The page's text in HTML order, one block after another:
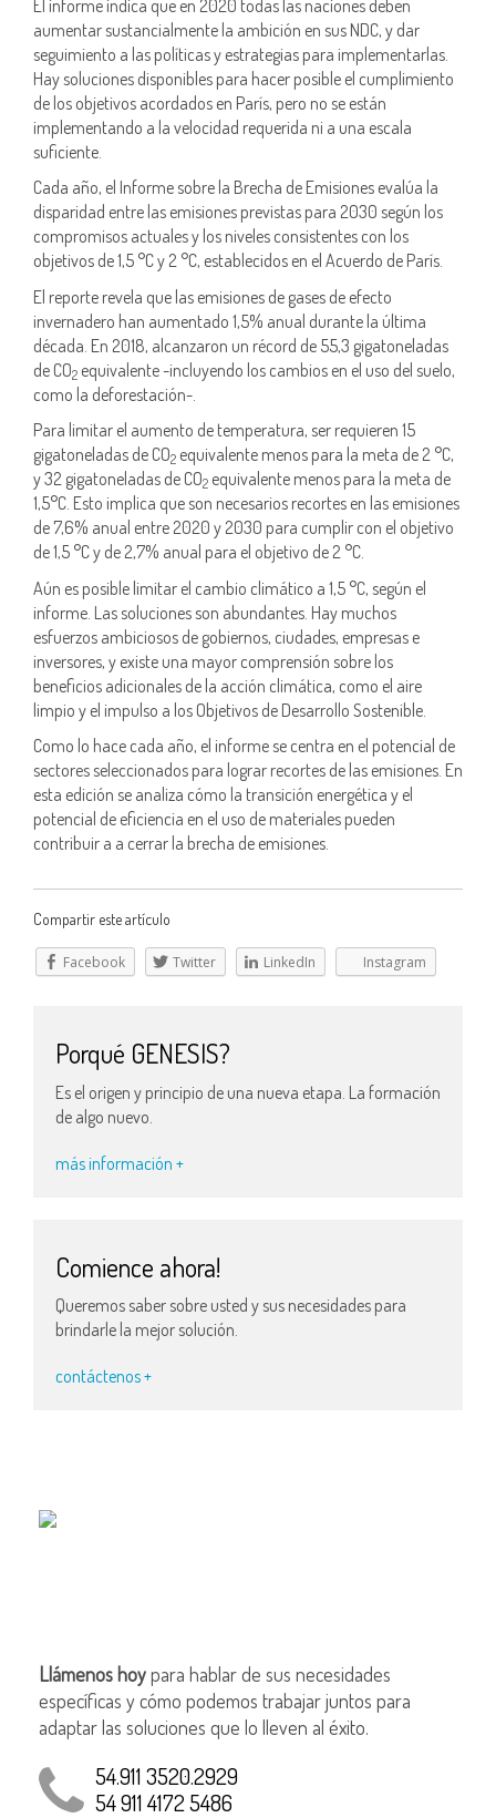
El informe indica que en 2020 todas las naciones deben
aumentar sustancialmente la ambición en sus NDC, y dar
seguimiento a las políticas y estrategias para implementarlas.
Hay soluciones disponibles para hacer posible el cumplimiento
de los objetivos acordados en París, pero no se están
implementando a la velocidad requerida ni a una escala
suficiente.
Cada año, el Informe sobre la Brecha de Emisiones evalúa la
disparidad entre las emisiones previstas para 2030 según los
compromisos actuales y los niveles consistentes con los
objetivos de 1,5 °C y 2 °C, establecidos en el Acuerdo de París.
El reporte revela que las emisiones de gases de efecto
invernadero han aumentado 1,5% anual durante la última
década. En 2018, alcanzaron un récord de 55,3 gigatoneladas
de CO2 equivalente -incluyendo los cambios en el uso del suelo,
como la deforestación-.
Para limitar el aumento de temperatura, ser requieren 15
gigatoneladas de CO2 equivalente menos para la meta de 2 °C,
y 32 gigatoneladas de CO2 equivalente menos para la meta de
1,5°C. Esto implica que son necesarios recortes en las emisiones
de 7,6% anual entre 2020 y 2030 para cumplir con el objetivo
de 1,5 °C y de 2,7% anual para el objetivo de 2 °C.
Aún es posible limitar el cambio climático a 1,5 °C, según el
informe. Las soluciones son abundantes. Hay muchos
esfuerzos ambiciosos de gobiernos, ciudades, empresas e
inversores, y existe una mayor comprensión sobre los
beneficios adicionales de la acción climática, como el aire
limpio y el impulso a los Objetivos de Desarrollo Sostenible.
Como lo hace cada año, el informe se centra en el potencial de
sectores seleccionados para lograr recortes de las emisiones. En
esta edición se analiza cómo la transición energética y el
potencial de eficiencia en el uso de materiales pueden
contribuir a a cerrar la brecha de emisiones.
Compartir este artículo
Facebook Twitter LinkedIn Instagram
Porqué GENESIS?
Es el origen y principio de una nueva etapa. La formación
de algo nuevo.
más información +
Comience ahora!
Queremos saber sobre usted y sus necesidades para
brindarle la mejor solución.
contáctenos +
Llámenos hoypara hablar de sus necesidades
específicas y cómo podemos trabajar juntos para
adaptar las soluciones que lo lleven al éxito.
54.911 3520.2929
54 911 4172 5486